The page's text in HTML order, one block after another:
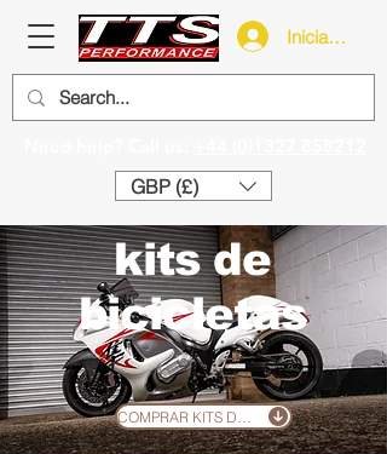
Iniciar sesión
GBP (£)
kits de
bicicletas